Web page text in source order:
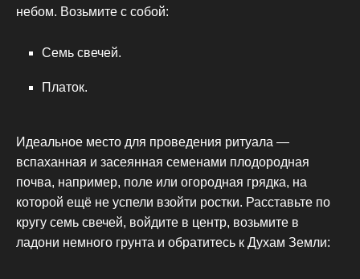
небом. Возьмите с собой:
Семь свечей.
Платок.
Идеальное место для проведения ритуала —
вспаханная и засеянная семенами плодородная
почва, например, поле или огородная грядка, на
которой ещё не успели взойти ростки. Расставьте по
кругу семь свечей, войдите в центр, возьмите в
ладони немного грунта и обратитесь к Духам Земли: